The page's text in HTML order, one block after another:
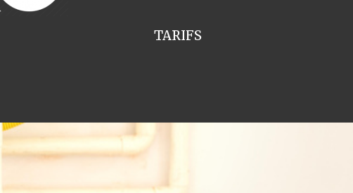
TARIFS